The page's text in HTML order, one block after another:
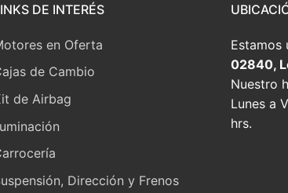
DE INTERÉS
en Oferta
de Cambio
de Airbag
Dirección y Frenos
Estamos
02840,
Nuestro
Lunes a
hrs.